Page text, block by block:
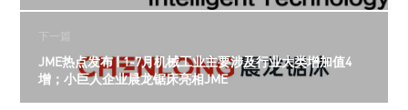
下一篇
JME热点发布 | 1-7月机械工业主要涉及行业大类增加值4
增；小巨人企业晨龙锯床亮相JME